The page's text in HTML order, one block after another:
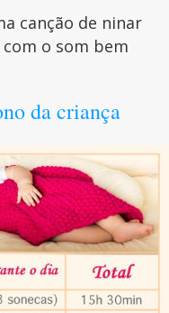
canção de ninar
o som bem
da criança